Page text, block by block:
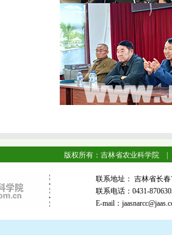
版权所有：吉林省农业科学院 |
联系地址： 吉林省
联系电话：0431-
E-mail：